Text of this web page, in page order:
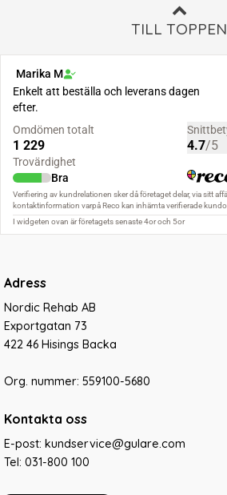
TILL TOPPEN
Adress
Nordic Rehab AB
Exportgatan 73
422 46 Hisings Backa
Org. nummer: 559100-5680
Kontakta oss
E-post: kundservice@gulare.com
Tel: 031-800 100